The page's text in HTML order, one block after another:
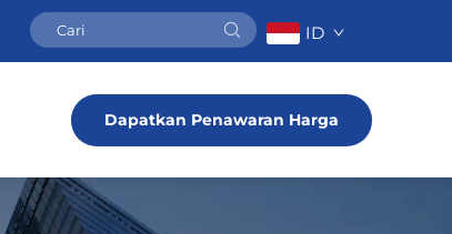
ID
Dapatkan Penawaran Harga